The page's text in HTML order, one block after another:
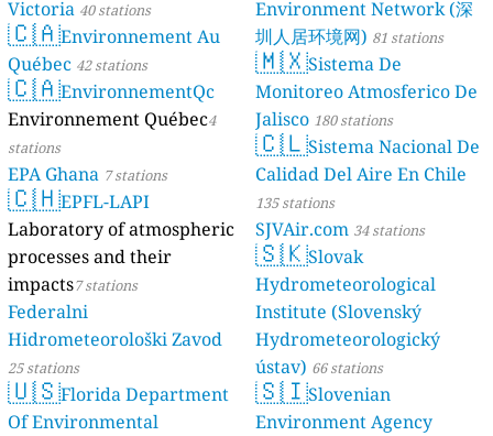
Victoria 40 stations
🇨🇦Environnement Au
Québec 42 stations
🇨🇦EnvironnementQc
Environnement Québec4
stations
EPA Ghana 7 stations
🇨🇭EPFL-LAPI
Laboratory of atmospheric
processes and their
impacts7 stations
Federalni
Hidrometeorološki Zavod
25 stations
🇺🇸Florida Department
Of Environmental
Environment Network (深
圳人居环境网) 81 stations
🇲🇽Sistema De
Monitoreo Atmosferico De
Jalisco 180 stations
🇨🇱Sistema Nacional De
Calidad Del Aire En Chile
135 stations
SJVAir.com 34 stations
🇸🇰Slovak
Hydrometeorological
Institute (Slovenský
Hydrometeorologický
ústav) 66 stations
🇸🇮Slovenian
Environment Agency